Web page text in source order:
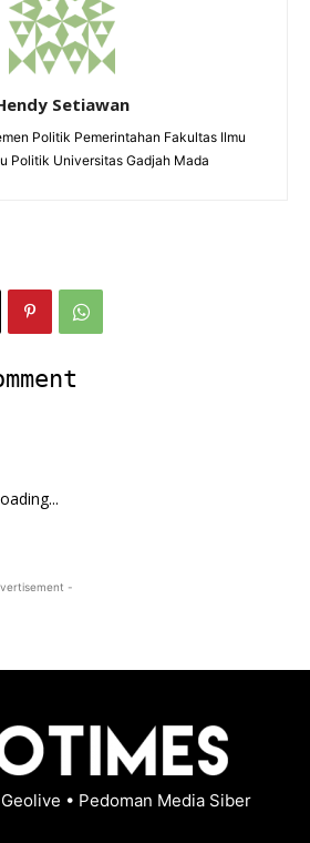
Setiawan
Politik Pemerintahan Fakultas Ilmu
Politik Universitas Gadjah Mada
-
Geolive • Pedoman Media Siber